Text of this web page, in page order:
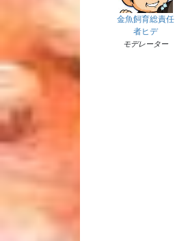
金魚飼育総責任
者ヒデ
モデレーター